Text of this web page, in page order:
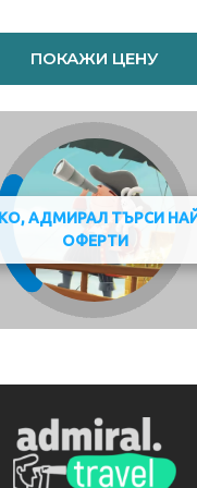
La Fontaine ,
ПОКАЖИ ЦЕНУ
АДМИРАЛ ТЪРСИ
ОФЕРТИ